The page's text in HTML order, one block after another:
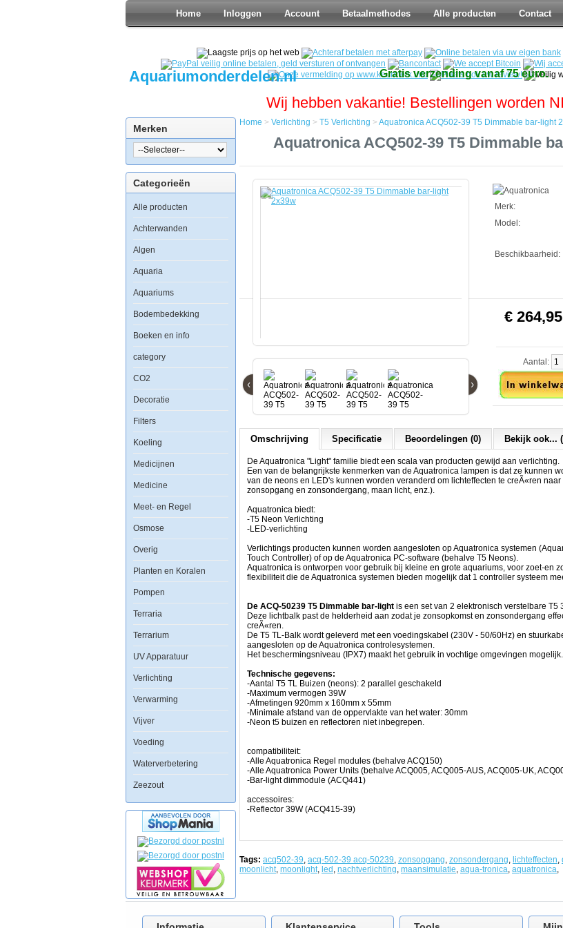
Home Inloggen Account Betaalmethodes Alle producten Contact
Aquariumonderdelen.nl Gratis verzending vanaf 75 euro.
Wij hebben vakantie! Bestellingen worden
Merken
Categorieën
Alle producten
Achterwanden
Algen
Aquaria
Aquariums
Bodembedekking
Boeken en info
category
CO2
Decoratie
Filters
Koeling
Medicijnen
Medicine
Meet- en Regel
Osmose
Overig
Planten en Koralen
Pompen
Terraria
Terrarium
UV Apparatuur
Verlichting
Verwarming
Vijver
Voeding
Waterverbetering
Zeezout
Verlichting
Aquatronica
ACQ502-
Aquatronica
T5
Dimmable
bar-
2x39w
De
"Light"
familie
biedt
scala
van
producten
gewijd
Een
van
de
belangrijkste
kenmerken
van
Aquatronica
lampen
dat
ze
kunnen
de
helderheid
van
de
en
LED's
veranderd
lichteffecten
te
uw
(bijvoorbeeld
Home > Verlichting > T5 Verlichting > Aquatronica ACQ502-39 T5 Dimmable bar-light
Aquatronica ACQ502-39 T5 Dimmable
‹ ›
Merk:
Model:
Beschikbaarheid:
€
Aantal:
Omschrijving Specificatie Beoordelingen (0) Bekijk ook...
De Aquatronica "Light" familie biedt een scala van producten gewijd aan verlichting.
Een van de belangrijkste kenmerken van de Aquatronica lampen is dat ze kunnen
van de neons en LED's kunnen worden veranderd om lichteffecten te creÃ«ren
zonsopgang en zonsondergang, maan licht, enz.).
Aquatronica biedt:
-T5 Neon Verlichting
-LED-verlichting
Verlichtings producten kunnen worden aangesloten op Aquatronica systemen
Touch Controller) of op de Aquatronica PC-software (behalve T5 Neons).
Aquatronica is ontworpen voor gebruik bij kleine en grote aquariums, voor zoet-en
flexibiliteit die de Aquatronica systemen bieden mogelijk dat 1 controller systeem
De ACQ-50239 T5 Dimmable bar-light is een set van 2 elektronisch verstelbare T5
Deze lichtbalk past de helderheid aan zodat je zonsopkomst en zonsondergang
creÃ«ren.
De T5 TL-Balk wordt geleverd met een voedingskabel (230V - 50/60Hz) en
aangesloten op de Aquatronica controlesystemen.
Het beschermingsniveau (IPX7) maakt het gebruik in vochtige omgevingen mogelijk.
Technische gegevens:
-Aantal T5 TL Buizen (neons): 2 parallel geschakeld
-Maximum vermogen 39W
-Afmetingen 920mm x 160mm x 55mm
-Minimale afstand van de oppervlakte van het water: 30mm
-Neon t5 buizen en reflectoren niet inbegrepen.
compatibiliteit:
-Alle Aquatronica Regel modules (behalve ACQ150)
-Alle Aquatronica Power Units (behalve ACQ005, ACQ005-AUS, ACQ005-UK,
-Bar-light dimmodule (ACQ441)
accessoires:
-Reflector 39W (ACQ415-39)
Tags: acq502-39, acq-502-39 acq-50239, zonsopgang, zonsondergang, lichteffecten,
moonlicht, moonlight, led , nachtverlichting, maansimulatie, aqua-tronica, aquatronica,